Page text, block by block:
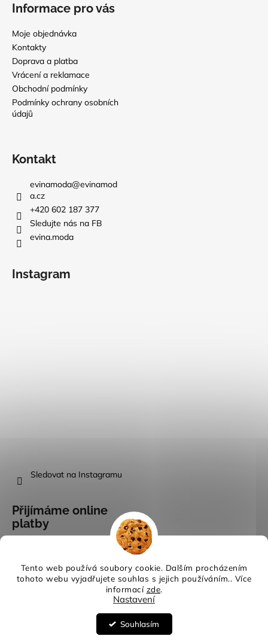
Tento web používá soubory cookie. Dalším procházením
tohoto webu vyjadřujete souhlas s jejich používáním.. Více
informací zde.
Nastavení
Souhlasím
Informace pro vás
Moje objednávka
Kontakty
Doprava a platba
Vrácení a reklamace
Obchodní podmínky
Podmínky ochrany osobních
údajů
Kontakt
evinamoda@evinamod
a.cz
+420 602 187 377
Sledujte nás na FB
evina.moda
Instagram
Sledovat na Instagramu
Přijímáme online
platby
Vytvořil Shoptet
nastavení cookies